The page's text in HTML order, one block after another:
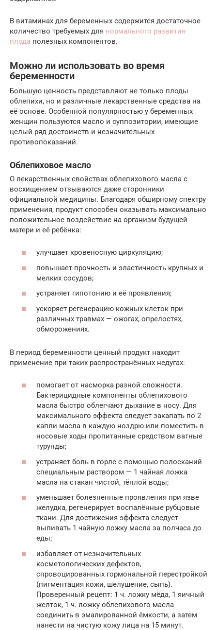
В витаминах для беременных содержится достаточное
количество требуемых для нормального развития
плода полезных компонентов.
Можно ли использовать во время
беременности
Большую ценность представляют не только плоды
облепихи, но и различные лекарственные средства на
её основе. Особенной популярностью у беременных
женщин пользуются масло и суппозитории, имеющие
целый ряд достоинств и незначительных
противопоказаний.
Облепиховое масло
О лекарственных свойствах облепихового масла с
восхищением отзываются даже сторонники
официальной медицины. Благодаря обширному спектру
применения, продукт способен оказывать максимально
положительное воздействие на организм будущей
матери и её ребёнка:
улучшает кровеносную циркуляцию;
повышает прочность и эластичность крупных и
мелких сосудов;
устраняет гипотонию и её проявления;
ускоряет регенерацию кожных клеток при
различных травмах — ожогах, опрелостях,
обморожениях.
В период беременности ценный продукт находит
применение при таких распространённых недугах:
помогает от насморка разной сложности.
Бактерицидные компоненты облепихового
масла быстро облегчают дыхание в носу. Для
максимального эффекта следует закапать по 2
капли масла в каждую ноздрю или поместить в
носовые ходы пропитанные средством ватные
турунды;
устраняет боль в горле с помощью полосканий
специальным раствором — 1 чайная ложка
масла на стакан чистой, тёплой воды;
уменьшает болезненные проявления при язве
желудка, регенерирует воспалённые рубцовые
ткани. Для достижения эффекта следует
выпивать 1 чайную ложку масла за полчаса до
еды;
избавляет от незначительных
косметологических дефектов,
спровоцированных гормональной перестройкой
(пигментация кожи, шелушение, сыпь).
Проверенный рецепт: 1 ч. ложку мёда, 1 яичный
желток, 1 ч. ложку облепихового масла
соединить в эмалированной ёмкости, а затем
нанести на чистую кожу лица на 15 минут.